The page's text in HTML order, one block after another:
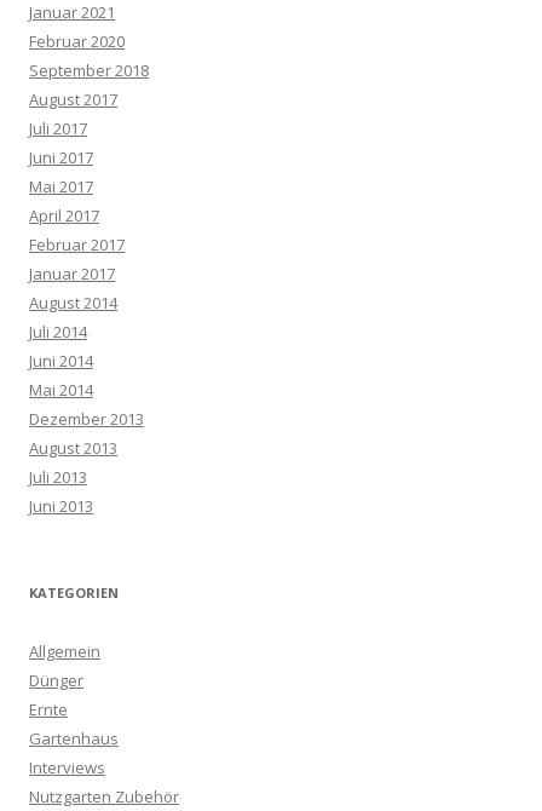
Januar 2021
Februar 2020
September 2018
August 2017
Juli 2017
Juni 2017
Mai 2017
April 2017
Februar 2017
Januar 2017
August 2014
Juli 2014
Juni 2014
Mai 2014
Dezember 2013
August 2013
Juli 2013
Juni 2013
KATEGORIEN
Allgemein
Dünger
Ernte
Gartenhaus
Interviews
Nutzgarten Zubehör